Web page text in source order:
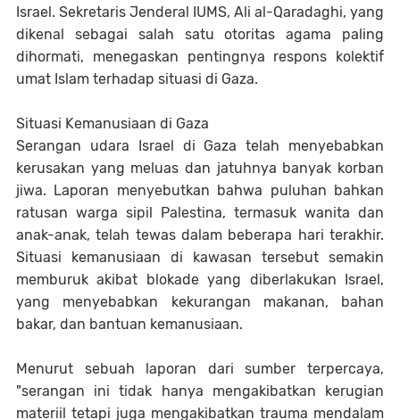
Israel. Sekretaris Jenderal IUMS, Ali al-Qaradaghi, yang
dikenal sebagai salah satu otoritas agama paling
dihormati, menegaskan pentingnya respons kolektif
umat Islam terhadap situasi di Gaza.
Situasi Kemanusiaan di Gaza
Serangan udara Israel di Gaza telah menyebabkan
kerusakan yang meluas dan jatuhnya banyak korban
jiwa. Laporan menyebutkan bahwa puluhan bahkan
ratusan warga sipil Palestina, termasuk wanita dan
anak-anak, telah tewas dalam beberapa hari terakhir.
Situasi kemanusiaan di kawasan tersebut semakin
memburuk akibat blokade yang diberlakukan Israel,
yang menyebabkan kekurangan makanan, bahan
bakar, dan bantuan kemanusiaan.
Menurut sebuah laporan dari sumber terpercaya,
"serangan ini tidak hanya mengakibatkan kerugian
materiil tetapi juga mengakibatkan trauma mendalam